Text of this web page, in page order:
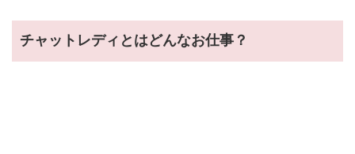
チャットレディとはどんなお仕事？